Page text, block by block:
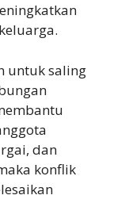
untuk saling
dan
konflik